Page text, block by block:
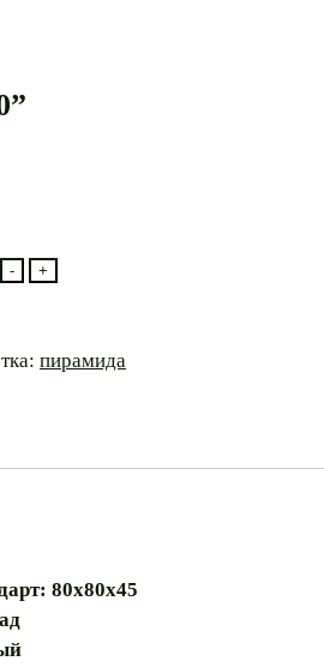
- +
пирамида
80х80х45